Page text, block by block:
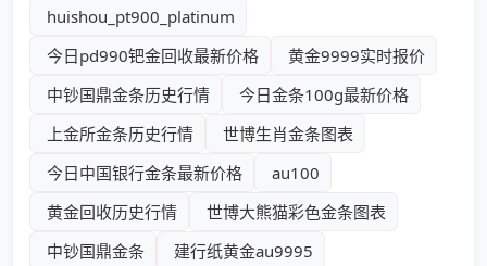
huishou_pt900_platinum
今日pd990钯金回收最新价格
黄金9999实时报价
中钞国鼎金条历史行情
今日金条100g最新价格
上金所金条历史行情
世博生肖金条图表
今日中国银行金条最新价格
au100
黄金回收历史行情
世博大熊猫彩色金条图表
中钞国鼎金条
建行纸黄金au9995